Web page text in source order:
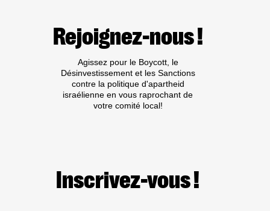
L’INSTITUTION
CULTURELLE
COMPLICE
« BATSHEVA
DANCE
COMPANY »
Rejoignez-nous !
Agissez pour le Boycott, le
Désinvestissement et les Sanctions
contre la politique d'apartheid
israélienne en vous raprochant de
votre comité local!
Inscrivez-vous !